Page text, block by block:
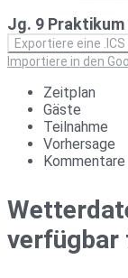
Jg. 9 Praktikum
Exportiere eine
Importiere in den
Zeitplan
Gäste
Teilnahme
Vorhersage
Kommentare
verfügbar